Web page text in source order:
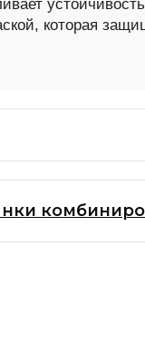
устойчивость
которая